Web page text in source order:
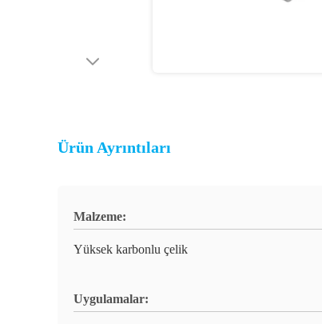
Ürün Ayrıntıları
Malzeme:
Yüksek karbonlu çelik
Uygulamalar: